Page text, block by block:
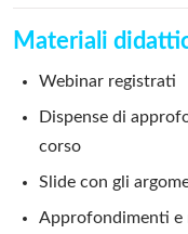
Materiali
Webinar registrati
Dispense di
corso
Slide con gli
Approfondimenti e